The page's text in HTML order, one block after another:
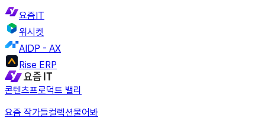
요즘IT
위시켓
AIDP - AX
Rise ERP
콘텐츠프로덕트 밸리
요즘 작가들컬렉션물어봐